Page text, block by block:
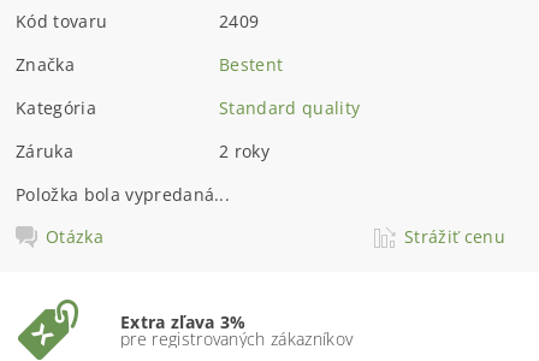
Kód tovaru
2409
Značka
Bestent
Kategória
Standard quality
Záruka
2 roky
Položka bola vypredaná...
Otázka
Strážiť cenu
Extra zľava 3%
pre registrovaných zákazníkov